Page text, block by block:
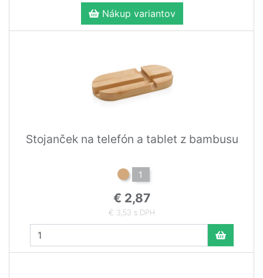
Nákup variantov
Stojanček na telefón a tablet z bambusu
1
€ 2,87
€ 3,53 s DPH